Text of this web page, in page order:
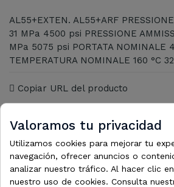
AL55+EXTEN. AL55+ARF
31 MPa 4500 psi PRESSIONE
MPa 5075 psi PORTATA NOMINALE
TEMPERATURA NOMINALE 160 °C
Copiar URL del producto
16 otros productos en
Valoramos tu privacidad
Utilizamos cookies para mejorar tu
navegación, ofrecer anuncios o
analizar nuestro tráfico. Al hacer clic
nuestro uso de cookies. Consulta